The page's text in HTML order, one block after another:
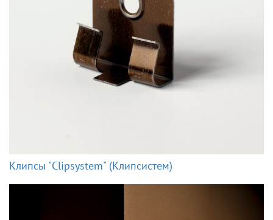
Клипсы "Clipsystem" (Клипсистем)